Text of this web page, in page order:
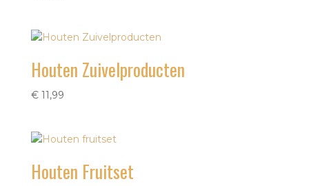
Houten Zuivelproducten
€11,99
Houten Fruitset